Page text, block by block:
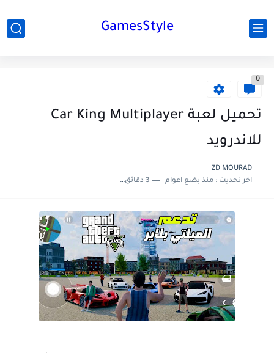
GamesStyle
0
تحميل لعبة Car King Multiplayer
للاندرويد
ZD MOURAD
اخر تحديث :منذ بضع اعوام 3 دقائق للقراءة